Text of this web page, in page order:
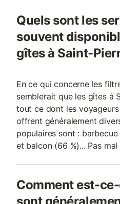
Quels sont les
souvent
gîtes à Saint-
En ce qui concerne les
semblerait que les gîtes à
tout ce dont les
offrent généralement
populaires sont :
et balcon (66 %)... Pas
Comment est-